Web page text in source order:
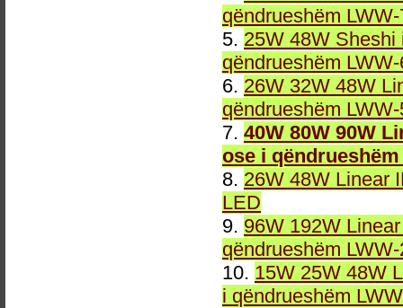
qëndrueshëm
5. 25W 48W
qëndrueshëm
6. 26W 32W 48W
qëndrueshëm
7. 40W 80W 90W
ose i
8. 26W 48W Linear
LED
9. 96W 192W
qëndrueshëm
10. 15W 25W 48W
i qëndrueshëm